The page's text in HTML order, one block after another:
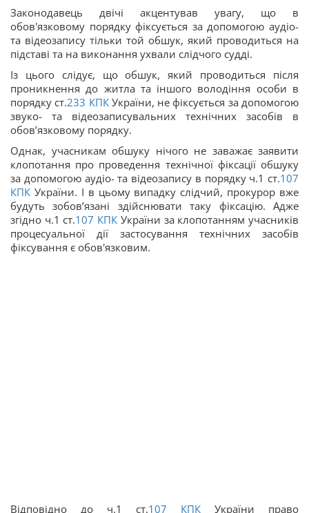
Законодавець двічі акцентував увагу, що в
обов'язковому порядку фіксується за допомогою аудіо-
та відеозапису тільки той обшук, який проводиться на
підставі та на виконання ухвали слідчого судді.
Із цього слідує, що обшук, який проводиться після
проникнення до житла та іншого володіння особи в
порядку ст.233 КПКУкраїни, не фіксується за допомогою
звуко- та відеозаписувальних технічних засобів в
обов’язковому порядку.
Однак, учасникам обшуку нічого не заважає заявити
клопотання про проведення технічної фіксації обшуку
за допомогою аудіо- та відеозапису в порядку ч.1 ст.107
КПК України. І в цьому випадку слідчий, прокурор вже
будуть зобов’язані здійснювати таку фіксацію. Адже
згідно ч.1 ст.107 КПК України за клопотанням учасників
процесуальної дії застосування технічних засобів
фіксування є обов'язковим.
Відповідно до ч.1 ст.107 КПК України право